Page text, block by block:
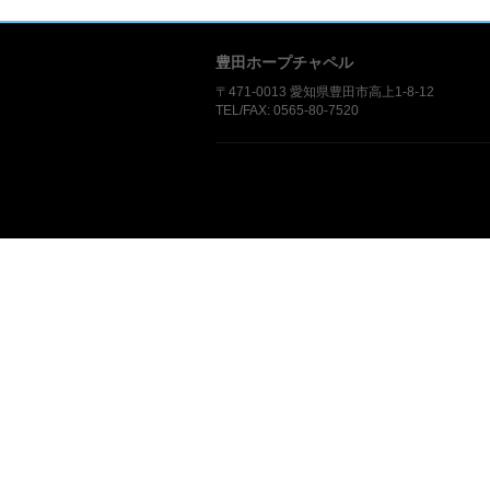
豊田ホープチャペル
〒471-0013 愛知県豊田市高上1-8-12​
TEL/FAX: 0565-80-7520